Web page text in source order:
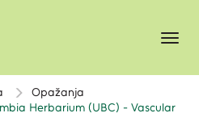
Opažanja
Herbarium (UBC) - Vascular